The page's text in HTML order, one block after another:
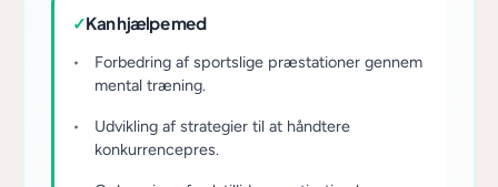
✓Kan hjælpe med
Forbedring af sportslige præstationer gennem
mental træning.
Udvikling af strategier til at håndtere
konkurrencepres.